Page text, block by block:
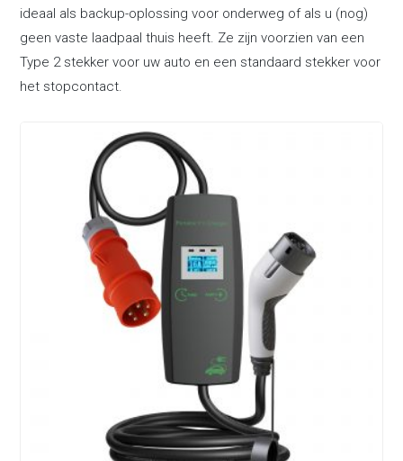
ideaal als backup-oplossing voor onderweg of als u (nog)
geen vaste laadpaal thuis heeft. Ze zijn voorzien van een
Type 2 stekker voor uw auto en een standaard stekker voor
het stopcontact.